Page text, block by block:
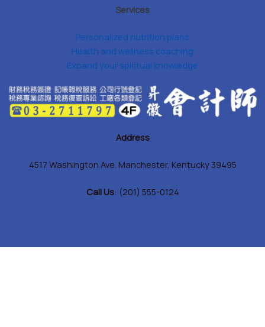
Services
Personalized nutrition plans
Health and wellness coaching
Expand your spiritual knowledge
Address
4517 Washington Ave. Manchester, Kentucky 39495
Call Us: (201) 555-0124